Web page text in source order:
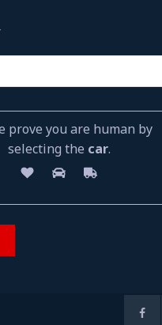
prove you are human by
selecting the car.